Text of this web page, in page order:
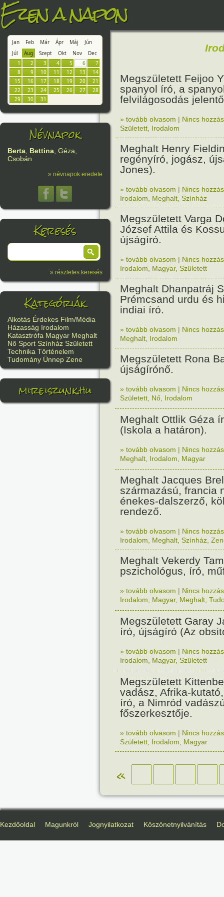
Ezen a napon
Jan Feb Már Ápr Máj
Jún
Júl
Aug Szept Okt Nov
Dec
1
2 3 4 5 6
7
8
9 10 11 12 13
14
15
16 17 18 19 20
21
22
23 24 25 26 27
28
29
30 31
Névnapok
Berta, Bettina, Géza,
Csobán
» névnapok eredete
Keresés
» részletes keresés
Kategóriák
Alkotás Érdekes Film/Média
Házasság Irodalom
Katasztrófa Magyar Meghalt
Nő Sport Színház Született
Technika Történelem
Tudomány Ünnep Zene
mireiszunk.hu
Megszületett Feijoo
spanyol író, a
felvilágosodás
» tovább olvasom | Nincs
Született Irodalom
Meghalt Henry
regényíró, jogász,
Jones).
» tovább olvasom | Nincs
Irodalom
Meghalt Színház
Megszületett Varga
József Attila és
újságíró.
» tovább olvasom | Nincs
Irodalom
Magyar, Született
Meghalt Dhanpatráj
Prémcsand urdu és
indiai író.
» tovább olvasom | Nincs
Meghalt Irodalom
Megszületett Rona
újságírónő.
» tovább olvasom | Nincs
Született Nő Irodalom
Meghalt Ottlik Géza
(Iskola a határon).
» tovább olvasom | Nincs
Meghalt Irodalom Magyar
Meghalt Jacques
származású, francia
énekes-dalszerző,
rendező.
» tovább olvasom | Nincs
Irodalom
Meghalt Színház
Meghalt Vekerdy
pszichológus, író,
» tovább olvasom | Nincs
Irodalom
Magyar, Meghalt
Megszületett Garay
író, újságíró (Az
» tovább olvasom | Nincs
Irodalom
Magyar, Született
Megszületett
vadász, Afrika-
író, a Nimród
főszerkesztője.
» tovább olvasom | Nincs
Született Irodalom Magyar
«
Kezdőoldal Magunkról Jognyilatkozat Köszönetnyilvánítás